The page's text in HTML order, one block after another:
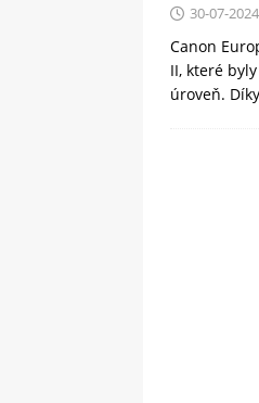
30-07-2024
Canon
II, které
úroveň.